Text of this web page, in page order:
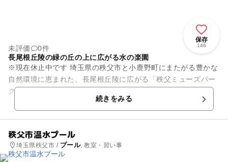
保存
146
未評価
0件
長尾根丘陵の緑の丘の上に広がる水の楽園
※現在休止中です 埼玉県の秩父市と小鹿野町にまたがる豊かな
自然環境に恵まれた、長尾根丘陵に広がる「秩父ミューズパー
ク」の中の「スポーツの森」に、プールが設置されています。
続きをみる
秩父市温水プール
埼玉県秩父市 / プール, 教室・習い事